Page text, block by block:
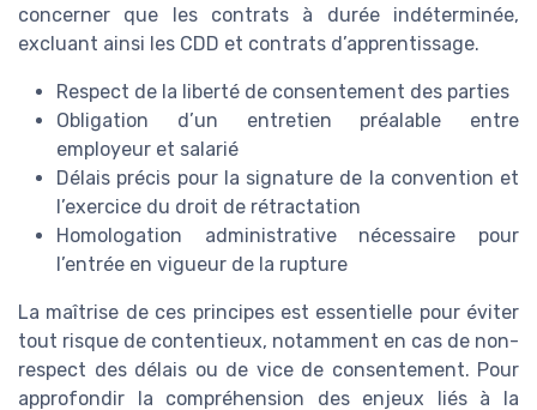
concerner que les contrats à durée indéterminée,
excluant ainsi les CDD et contrats d’apprentissage.
Respect de la liberté de consentement des parties
Obligation d’un entretien préalable entre
employeur et salarié
Délais précis pour la signature de la convention et
l’exercice du droit de rétractation
Homologation administrative nécessaire pour
l’entrée en vigueur de la rupture
La maîtrise de ces principes est essentielle pour éviter
tout risque de contentieux, notamment en cas de non-
respect des délais ou de vice de consentement. Pour
approfondir la compréhension des enjeux liés à la